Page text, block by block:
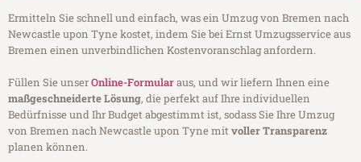
Ermitteln Sie schnell und einfach, was ein Umzug von Bremen nach
Newcastle upon Tyne kostet, indem Sie bei Ernst Umzugsservice aus
Bremen einen unverbindlichen Kostenvoranschlag anfordern.
Füllen Sie unserOnline-Formularaus, und wir liefern Ihnen eine
maßgeschneiderte Lösung, die perfekt auf Ihre individuellen
Bedürfnisse und Ihr Budget abgestimmt ist, sodass Sie Ihre Umzug
von Bremen nach Newcastle upon Tyne mitvoller Transparenz
planen können.